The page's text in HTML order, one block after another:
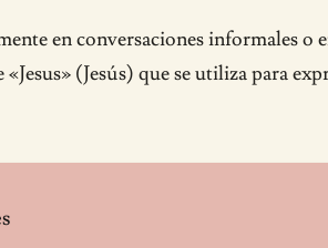
en conversaciones informales o
(Jesús) que se utiliza para